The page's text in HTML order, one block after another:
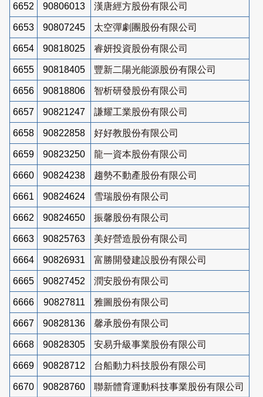
6652 90806013 漢唐經方股份有限公司
6653 90807245 太空彈劇團股份有限公司
6654 90818025 睿妍投資股份有限公司
6655 90818405 豐新二陽光能源股份有限公司
6656 90818806 智析研發股份有限公司
6657 90821247 謙耀工業股份有限公司
6658 90822858 好好教股份有限公司
6659 90823250 龍一資本股份有限公司
6660 90824238 趨勢不動產股份有限公司
6661 90824624 雪瑞股份有限公司
6662 90824650 振馨股份有限公司
6663 90825763 美好營造股份有限公司
6664 90826931 富勝開發建設股份有限公司
6665 90827452 潤安股份有限公司
6666 90827811 雅圖股份有限公司
6667 90828136 馨承股份有限公司
6668 90828305 安易升級事業股份有限公司
6669 90828712 台船動力科技股份有限公司
6670 90828760 聯新體育運動科技事業股份有限公司